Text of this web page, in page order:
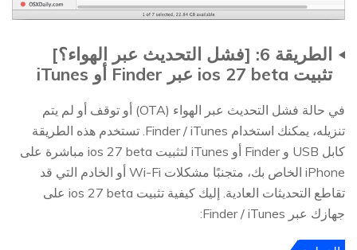
الطريقة 6: [فشل التحديث عبر الهواء؟]
تثبيت ios 27 beta عبر Finder أو iTunes
في حالة فشل التحديث عبر الهواء (OTA) أو توقف أو لم يتم
تنزيله، يمكنك استخدام Finder / iTunes. تستخدم هذه الطريقة
كابل USB و Finder أو iTunes لتثبيت ios 27 beta مباشرة على
iPhone الخاص بك، متجنبًا مشكلات Wi-Fi أو الخادم التي قد
تقاطع التحديثات العادية. إليك كيفية تثبيت ios 27 beta على
جهازك عبر Finder / iTunes: